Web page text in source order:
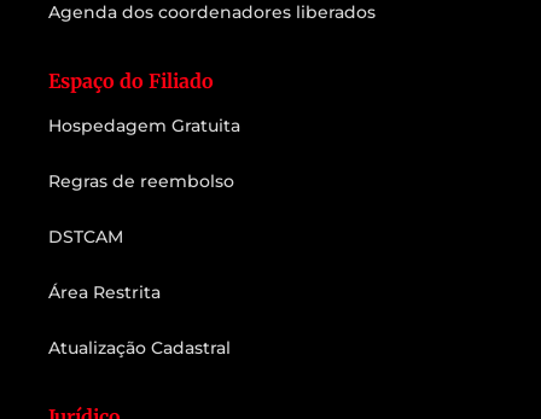
Agenda dos coordenadores liberados
Espaço do Filiado
Hospedagem Gratuita
Regras de reembolso
DSTCAM
Área Restrita
Atualização Cadastral